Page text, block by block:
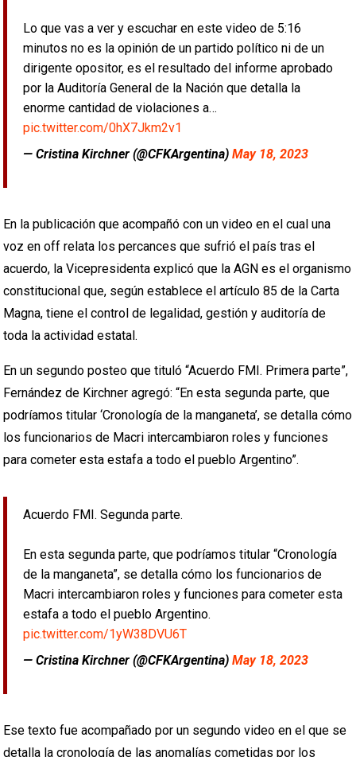
Lo que vas a ver y escuchar en este video de 5:16
minutos no es la opinión de un partido político ni de un
dirigente opositor, es el resultado del informe aprobado
por la Auditoría General de la Nación que detalla la
enorme cantidad de violaciones a…
pic.twitter.com/0hX7Jkm2v1
— Cristina Kirchner (@CFKArgentina)May 18, 2023
En la publicación que acompañó con un video en el cual una
voz en off relata los percances que sufrió el país tras el
acuerdo, la Vicepresidenta explicó que la AGN es el organismo
constitucional que, según establece el artículo 85 de la Carta
Magna, tiene el control de legalidad, gestión y auditoría de
toda la actividad estatal.
En un segundo posteo que tituló “Acuerdo FMI. Primera parte”,
Fernández de Kirchner agregó: “En esta segunda parte, que
podríamos titular ‘Cronología de la manganeta’, se detalla cómo
los funcionarios de Macri intercambiaron roles y funciones
para cometer esta estafa a todo el pueblo Argentino”.
Acuerdo FMI. Segunda parte.
En esta segunda parte, que podríamos titular “Cronología
de la manganeta”, se detalla cómo los funcionarios de
Macri intercambiaron roles y funciones para cometer esta
estafa a todo el pueblo Argentino.
pic.twitter.com/1yW38DVU6T
— Cristina Kirchner (@CFKArgentina)May 18, 2023
Ese texto fue acompañado por un segundo video en el que se
detalla la cronología de las anomalías cometidas por los